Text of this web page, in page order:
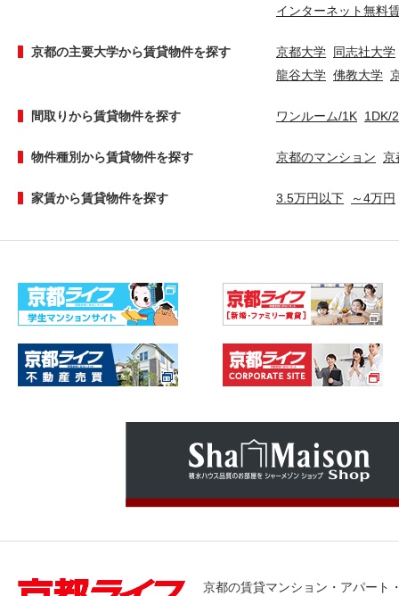
インターネット無料
京都の主要大学から賃貸物件を探す 京都大学 同志社大学
龍谷大学 佛教大学
間取りから賃貸物件を探す ワンルーム/1K 1DK/
物件種別から賃貸物件を探す 京都のマンション 京
家賃から賃貸物件を探す 3.5万円以下 ～4万円
京都の賃貸マンション・アパート